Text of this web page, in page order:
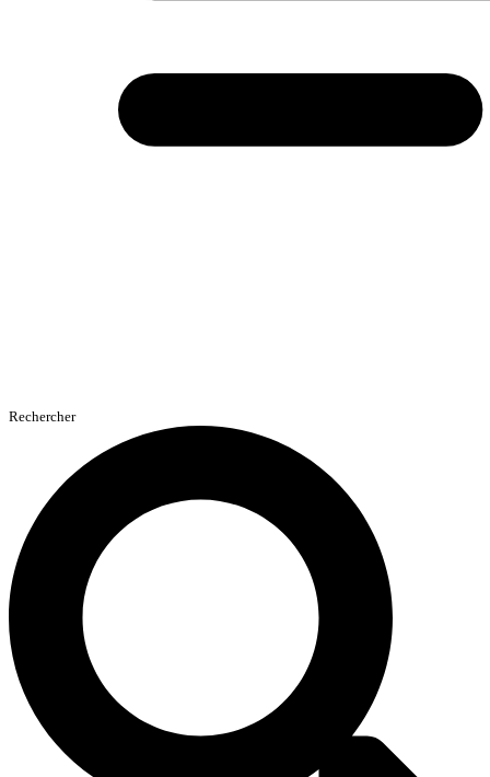
Rechercher